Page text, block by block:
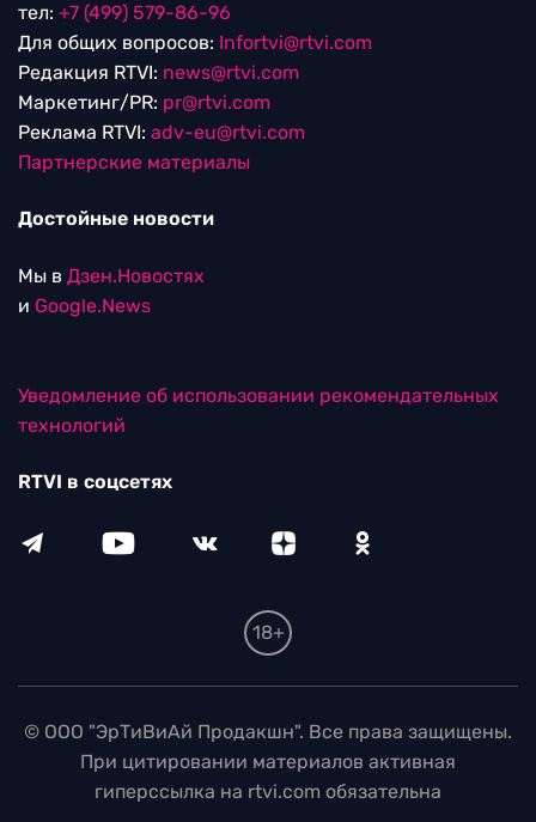
тел: +7 (499) 579-86-96
Для общих вопросов: Infortvi@rtvi.com
Редакция RTVI: news@rtvi.com
Маркетинг/PR: pr@rtvi.com
Реклама RTVI: adv-eu@rtvi.com
Партнерские материалы
Достойные новости
Мы в Дзен.Новостях
и Google.News
Уведомление об использовании рекомендательных
технологий
RTVI в соцсетях
18+
© ООО "ЭрТиВиАй Продакшн". Все права защищены.
При цитировании материалов активная
гиперссылка на rtvi.com обязательна